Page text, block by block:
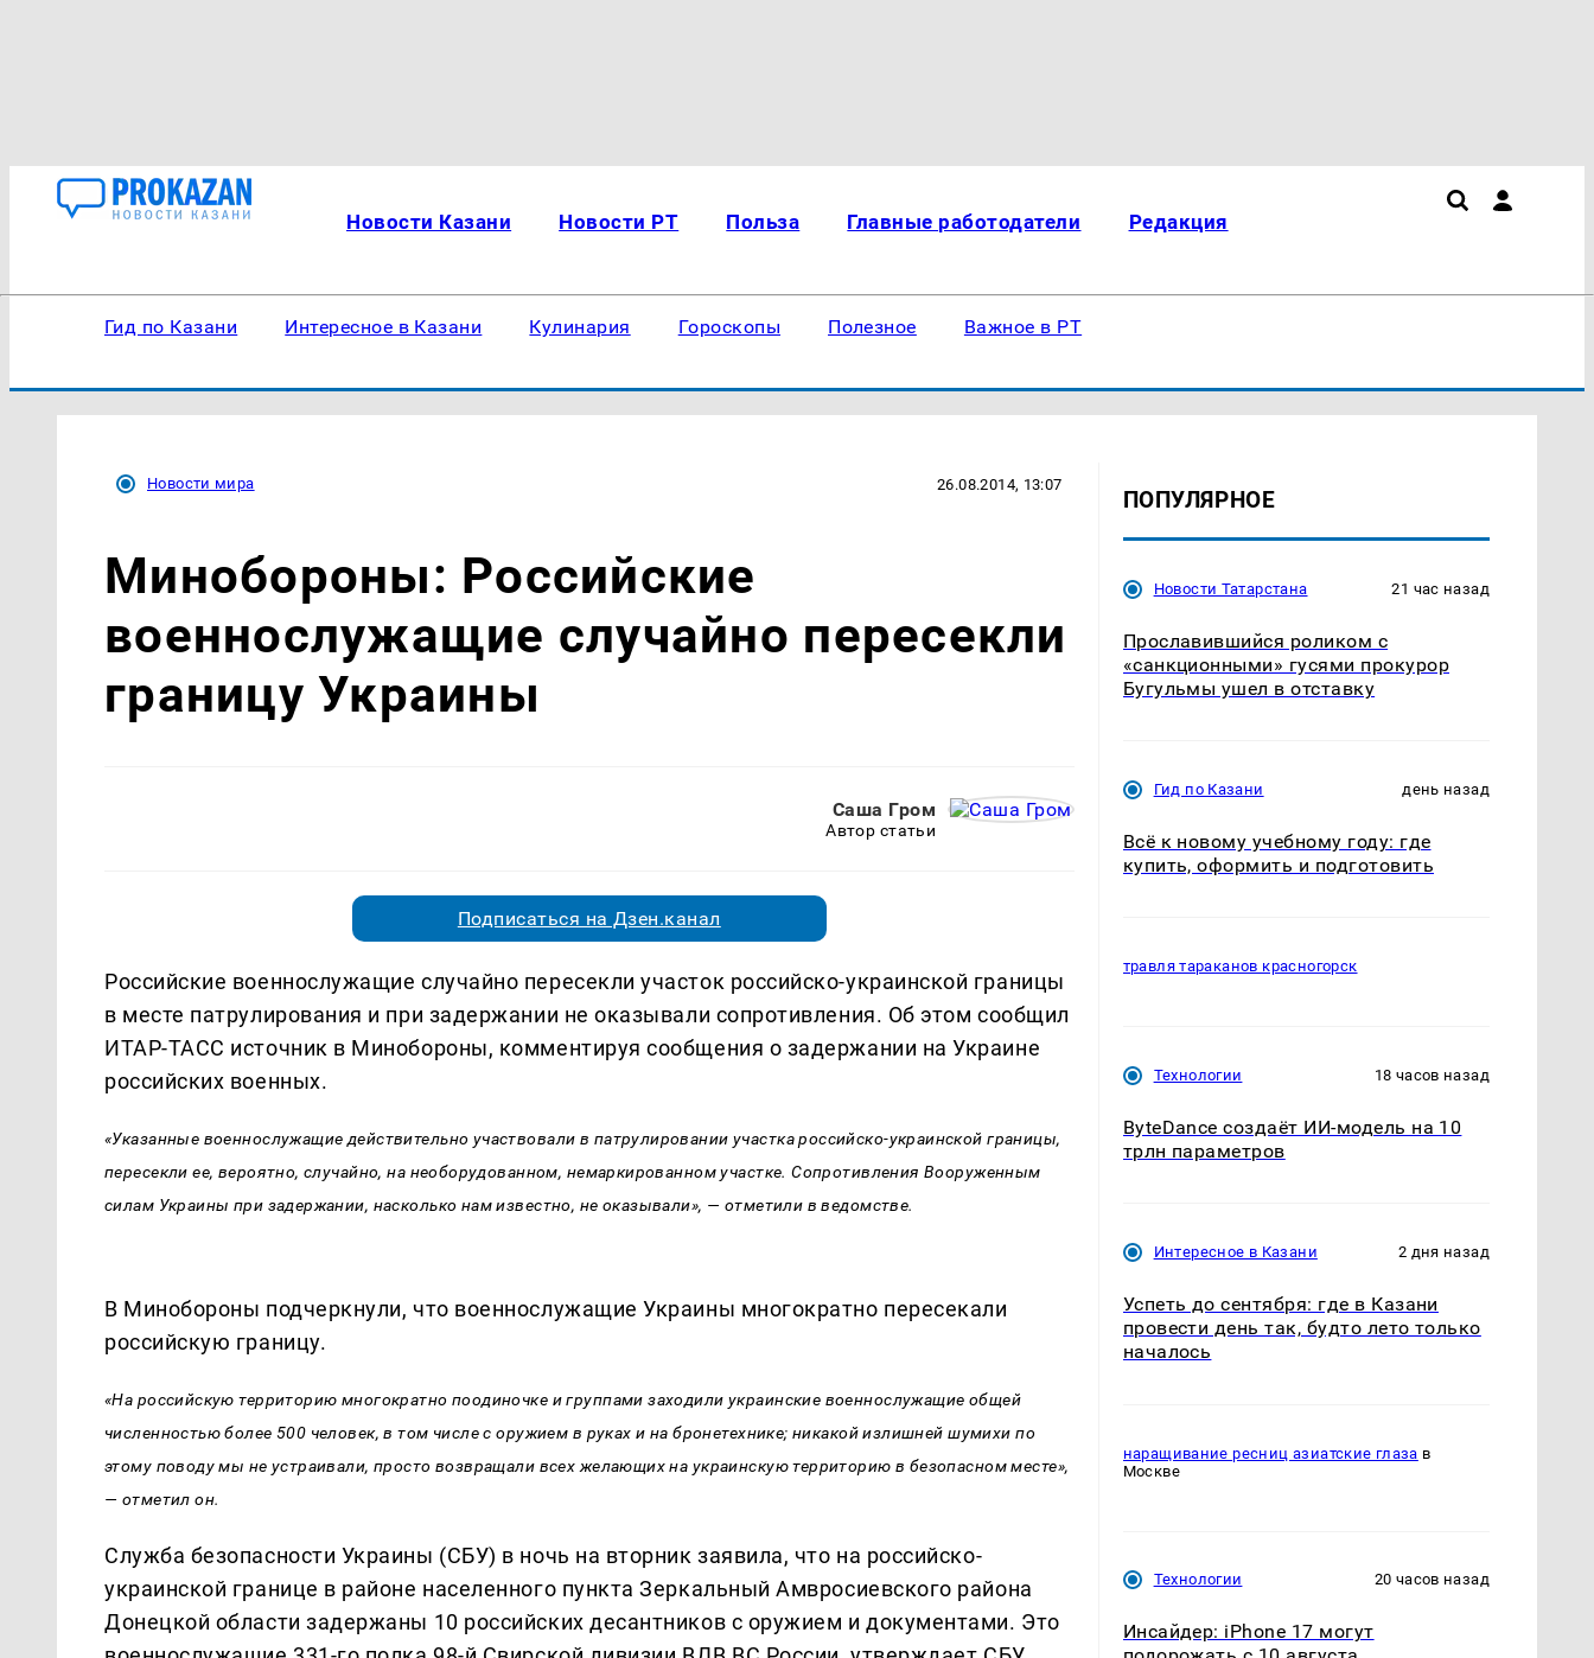
Новости Казани Новости РТ Польза Главные работодатели Редакция
Гид по Казани Интересное в Казани Кулинария Гороскопы Полезное Важное в РТ
Новости мира 26.08.2014, 13:07
Минобороны: Российские
военнослужащие случайно пересекли
границу Украины
Саша Гром
Автор статьи
Подписаться на Дзен.канал
Российские военнослужащие случайно пересекли участок российско-украинской границы
в месте патрулирования и при задержании не оказывали сопротивления. Об этом сообщил
ИТАР-ТАСС источник в Минобороны, комментируя сообщения о задержании на Украине
российских военных.
«Указанные военнослужащие действительно участвовали в патрулировании участка российско-украинской границы,
пересекли ее, вероятно, случайно, на необорудованном, немаркированном участке. Сопротивления Вооруженным
силам Украины при задержании, насколько нам известно, не оказывали», — отметили в ведомстве.
В Минобороны подчеркнули, что военнослужащие Украины многократно пересекали
российскую границу.
«На российскую территорию многократно поодиночке и группами заходили украинские военнослужащие общей
численностью более 500 человек, в том числе с оружием в руках и на бронетехнике; никакой излишней шумихи по
этому поводу мы не устраивали, просто возвращали всех желающих на украинскую территорию в безопасном месте»,
— отметил он.
Служба безопасности Украины (СБУ) в ночь на вторник заявила, что на российско-
украинской границе в районе населенного пункта Зеркальный Амвросиевского района
Донецкой области задержаны 10 российских десантников с оружием и документами. Это
ПОПУЛЯРНОЕ
Новости Татарстана 21 час назад
Прославившийся роликом с
«санкционными» гусями прокурор
Бугульмы ушел в отставку
Гид по Казани день назад
Всё к новому учебному году: где
купить, оформить и подготовить
травля тараканов красногорск
Технологии 18 часов назад
ByteDance создаёт ИИ-модель на 10
трлн параметров
Интересное в Казани 2 дня назад
Успеть до сентября: где в Казани
провести день так, будто лето только
началось
наращивание ресниц азиатские глаза в
Москве
Технологии 20 часов назад
Инсайдер: iPhone 17 могут